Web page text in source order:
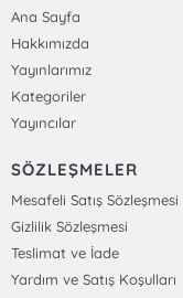
Ana Sayfa
Hakkımızda
Yayınlarımız
Kategoriler
Yayıncılar
SÖZLEŞMELER
Mesafeli Satış Sözleşmesi
Gizlilik Sözleşmesi
Teslimat ve İade
Yardım ve Satış Koşulları